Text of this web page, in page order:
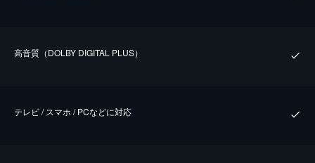
⾼⾳質（DOLBY DIGITAL PLUS）
テレビ / スマホ / PCなどに対応